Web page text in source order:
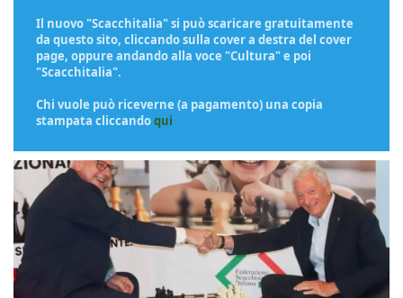
Il nuovo "Scacchitalia" si può scaricare gratuitamente
da questo sito, cliccando sulla cover a destra del cover
page, oppure andando alla voce "Cultura" e poi
"Scacchitalia".
Chi vuole può riceverne (a pagamento) una copia
stampata cliccandoqui